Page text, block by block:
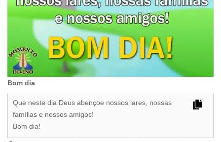
Bom dia
Que neste dia Deus abençoe nossos lares, nossas
famílias e nossos amigos!
Bom dia!